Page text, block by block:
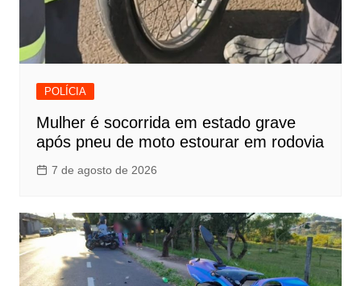
POLÍCIA
Mulher é socorrida em estado grave
após pneu de moto estourar em rodovia
7 de agosto de 2026